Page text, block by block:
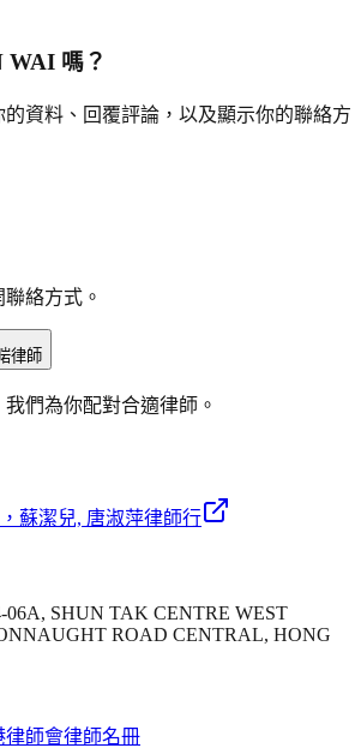
WAI 嗎？
資料、回覆評論，以及顯示你的聯絡方
絡方式。
律師
們為你配對合適律師。
，蘇潔兒, 唐淑萍律師行
06A, SHUN TAK CENTRE WEST
ROAD CENTRAL, HONG
律師會律師名冊